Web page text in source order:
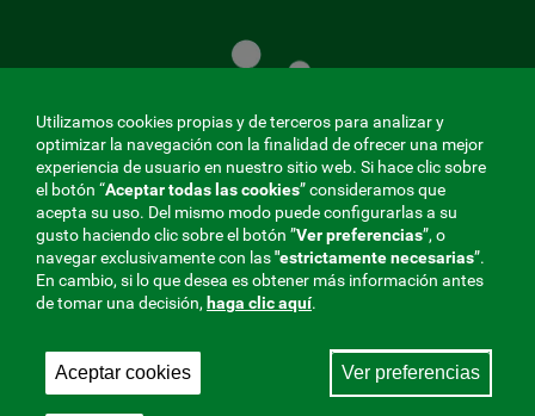
共
同
基
金
MENÚ
REDES
SOCIALES
V20
与社会保障的相互合作者，275 Fraternidad-Muprespa
Utilizamos cookies propias y de terceros para analizar y
optimizar la navegación con la finalidad de ofrecer una mejor
experiencia de usuario en nuestro sitio web. Si hace clic sobre
el botón “Aceptar todas las cookies” consideramos que
acepta su uso. Del mismo modo puede configurarlas a su
gusto haciendo clic sobre el botón ”Ver preferencias”, o
navegar exclusivamente con las"estrictamentenecesarias”.
En cambio, si lo que desea es obtener más información antes
de tomar una decisión, haga clic aquí.
Aceptar cookies Ver preferencias